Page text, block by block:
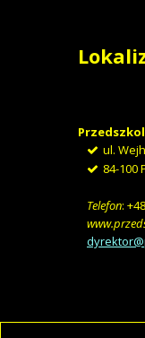
ul.
84-100
Telefon: